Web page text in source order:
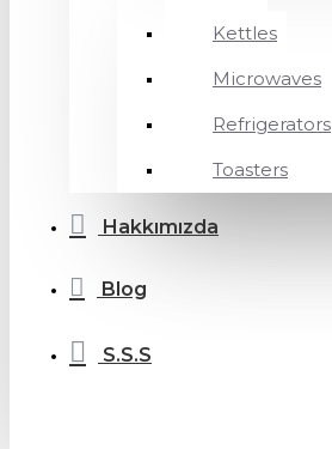
Kettles
Microwaves
Refrigerators
Toasters
Hakkımızda
Blog
S.S.S